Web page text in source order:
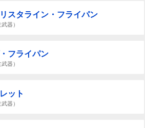
スタライン・フライパン
器）
フライパン
器）
ット
器）